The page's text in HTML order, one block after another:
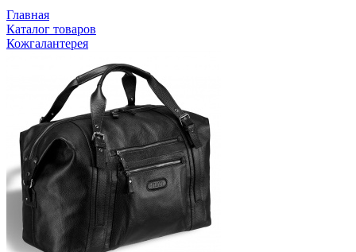
Главная
Каталог товаров
Кожгалантерея